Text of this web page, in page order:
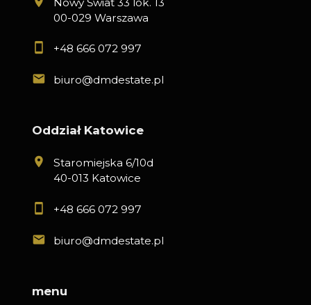
00-029 Warszawa
+48 666 072 997
biuro@dmdestate.pl
Oddział Katowice
Staromiejska 6/10d
40-013 Katowice
+48 666 072 997
biuro@dmdestate.pl
menu